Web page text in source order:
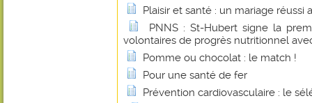
Plaisir et santé : un mariage réussi
PNNS : St-Hubert signe la
volontaires de progrès nutritionnel
Pomme ou chocolat : le match !
Pour une santé de fer
Prévention cardiovasculaire : le